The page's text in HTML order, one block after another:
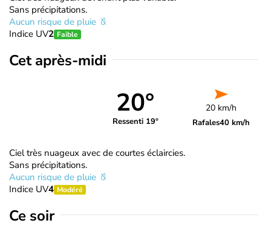
Sans précipitations.
Aucun risque de pluie
Indice UV2 Faible
Cet après-midi
20°
Ressenti 19°
20 km/h
Rafales40 km/h
Ciel très nuageux avec de courtes éclaircies.
Sans précipitations.
Aucun risque de pluie
Indice UV4 Modéré
Ce soir